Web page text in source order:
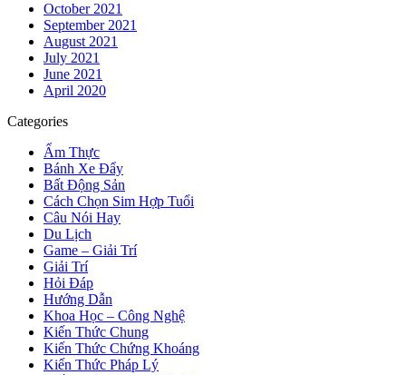
October 2021
September 2021
August 2021
July 2021
June 2021
April 2020
Categories
Ẩm Thực
Bánh Xe Đẩy
Bất Động Sản
Cách Chọn Sim Hợp Tuổi
Câu Nói Hay
Du Lịch
Game – Giải Trí
Giải Trí
Hỏi Đáp
Hướng Dẫn
Khoa Học – Công Nghệ
Kiến Thức Chung
Kiến Thức Chứng Khoáng
Kiến Thức Pháp Lý